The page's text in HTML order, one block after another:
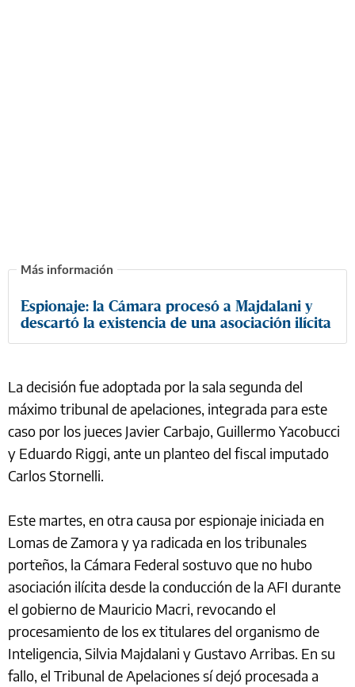
Espionaje: la Cámara procesó a Majdalani y
descartó la existencia de una asociación ilícita
La decisión fue adoptada por la sala segunda del
máximo tribunal de apelaciones, integrada para este
caso por los jueces Javier Carbajo, Guillermo Yacobucci
y Eduardo Riggi, ante un planteo del fiscal imputado
Carlos Stornelli.
Este martes, en otra causa por espionaje iniciada en
Lomas de Zamora y ya radicada en los tribunales
porteños, la Cámara Federal sostuvo que no hubo
asociación ilícita desde la conducción de la AFI durante
el gobierno de Mauricio Macri, revocando el
procesamiento de los ex titulares del organismo de
Inteligencia, Silvia Majdalani y Gustavo Arribas. En su
fallo, el Tribunal de Apelaciones sí dejó procesada a